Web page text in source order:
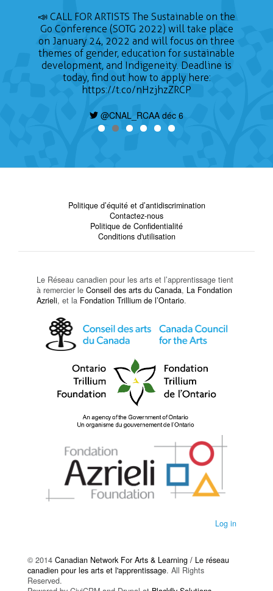
📣 CALL FOR ARTISTS The Sustainable on the
Go Conference (SOTG 2022) will take place
on January 24, 2022 and will focus on three
themes of gender, education for sustainable
development, and Indigeneity. Deadline is
today, find out how to apply here:
https://t.co/nHzjhzZRCP
@CNAL_RCAA déc 6
Politique d’équité et d’antidiscrimination
Contactez-nous
Politique de Confidentialité
Conditions d'utilisation
Le Réseau canadien pour les arts et l’apprentissage tient
à remercier le Conseil des arts du Canada, La Fondation
Azrieli, et la Fondation Trillium de l’Ontario.
Log in
© 2014 Canadian Network For Arts & Learning / Le réseau
canadien pour les arts et l'apprentissage. All Rights
Reserved.